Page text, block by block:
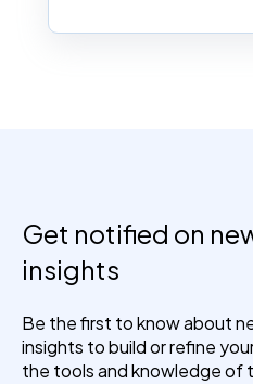
Get notified on
insights
Be the first to know about
insights to build or refine
the tools and knowledge of